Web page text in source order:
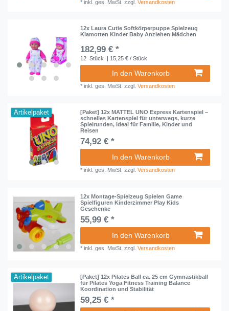
*inkl. ges. MwSt. zzgl.Versandkosten
12x Laura Cutie Softkörperpuppe Spielzeug
Klamotten Kinder Baby Anziehen Mädchen
182,99 € *
12 Stück | 15,25 € / Stück
In den Warenkorb
*inkl. ges. MwSt. zzgl.Versandkosten
Artikelpaket
[Paket] 12x MATTEL UNO Express Kartenspiel –
schnelles Kartenspiel für unterwegs, kurze
Spielrunden, ideal für Familie, Kinder und
Reisen
74,92 € *
In den Warenkorb
*inkl. ges. MwSt. zzgl.Versandkosten
12x Montage-Spielzeug Spielen Game
Spielfiguren Kinderzimmer Play Kids
Geschenke
55,99 € *
In den Warenkorb
*inkl. ges. MwSt. zzgl.Versandkosten
Artikelpaket
[Paket] 12x Pilates Ball ca. 25 cm Gymnastikball
für Pilates Yoga Fitness Training Balance
Koordination und Stabilität
59,25 € *